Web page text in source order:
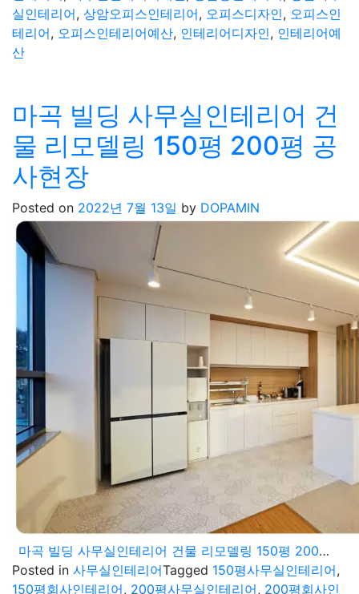
실인테리어, 상암오피스인테리어, 오피스디자인, 오피스인
테리어, 오피스인테리어예산, 인테리어디자인, 인테리어예
산
마곡 빌딩 사무실인테리어 건
물 리모델링 150평 200평 공
사현장
Posted on 2022년 7월 13일 by DOPAMIN
마곡 빌딩 사무실인테리어 건물 리모델링 150평 200평 공사현장
Posted in 사무실인테리어Tagged 150평사무실인테리어,
150평회사인테리어, 200평사무실인테리어, 200평회사인